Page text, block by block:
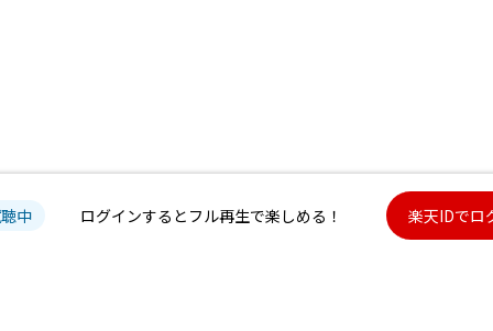
中 ログインするとフル再生で楽しめる！ 楽天IDでロ